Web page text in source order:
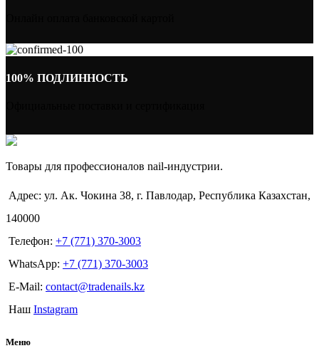
100% ПОДЛИННОСТЬ
Товары для профессионалов nail-индустрии.
Адрес: ул. Ак. Чокина 38, г. Павлодар, Республика Казахстан,
140000
Телефон: +7 (771) 370-3003
WhatsApp: +7 (771) 370-3003
E-Mail: contact@tradenails.kz
Наш Instagram
Меню